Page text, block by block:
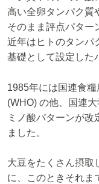
高い全卵タンパク質
そのまま評点パター
近年はヒトのタンパ
基礎として設定した
1985年には国連食
(WHO) の他、国連
ミノ酸パターンが改
ました。
大豆をたくさん摂取
に、このときそれま